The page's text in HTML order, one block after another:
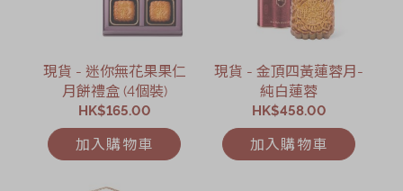
現貨 - 迷你無花果果仁
月餅禮盒 (4個裝)
HK$165.00
加入購物車
現貨 - 金頂四黃蓮蓉月-
純白蓮蓉
HK$458.00
加入購物車